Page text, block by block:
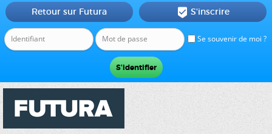
Se souvenir de moi ?
Retour sur Futura  S'inscrire